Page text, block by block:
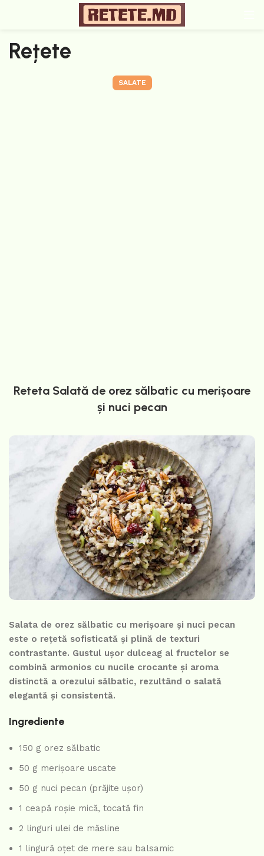
Rețete
SALATE
Reteta Salată de orez sălbatic cu merișoare
și nuci pecan
Salata de orez sălbatic cu merișoare și nuci pecan
este o rețetă sofisticată și plină de texturi
contrastante. Gustul ușor dulceag al fructelor se
combină armonios cu nucile crocante și aroma
distinctă a orezului sălbatic, rezultând o salată
elegantă și consistentă.
Ingrediente
150 g orez sălbatic
50 g merișoare uscate
50 g nuci pecan (prăjite ușor)
1 ceapă roșie mică, tocată fin
2 linguri ulei de măsline
1 lingură oțet de mere sau balsamic